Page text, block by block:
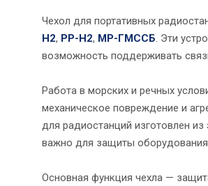
Чехол для портативных
Н2, РР-Н2, МР-ГМССБ. Эти
возможность поддерживать
Работа в морских и речных
механическое повреждение и
для радиостанций изготовлен
важно для защиты
Основная функция чехла —